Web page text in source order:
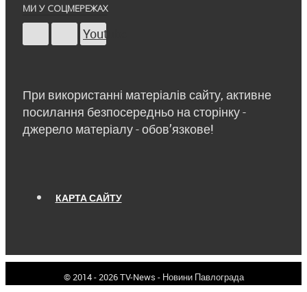
МИ У СОЦМЕРЕЖАХ
Youtube
При використанні матеріалів сайту, активне
посилання безпосередньо на сторінку -
джерело матеріалу - обов’язкове!
КАРТА САЙТУ
© 2014 - 2026 TV-News - Новини Павлограда